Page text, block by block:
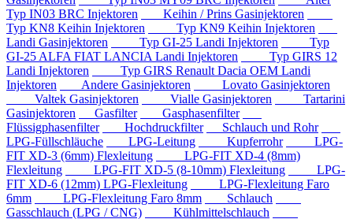
Typ IN03 BRC Injektoren
Keihin / Prins Gasinjektoren
Typ KN8 Keihin Injektoren
Typ KN9 Keihin Injektoren
Landi Gasinjektoren
Typ GI-25 Landi Injektoren
Typ
GI-25 ALFA FIAT LANCIA Landi Injektoren
Typ GIRS 12
Landi Injektoren
Typ GIRS Renault Dacia OEM Landi
Injektoren
Andere Gasinjektoren
Lovato Gasinjektoren
Valtek Gasinjektoren
Vialle Gasinjektoren
Tartarini
Gasinjektoren
Gasfilter
Gasphasenfilter
Flüssigphasenfilter
Hochdruckfilter
Schlauch und Rohr
LPG-Füllschläuche
LPG-Leitung Kupferrohr
LPG-
FIT XD-3 (6mm) Flexleitung
LPG-FIT XD-4 (8mm)
Flexleitung
LPG-FIT XD-5 (8-10mm) Flexleitung
LPG-
FIT XD-6 (12mm) LPG-Flexleitung
LPG-Flexleitung Faro
6mm
LPG-Flexleitung Faro 8mm
Schlauch
Gasschlauch (LPG / CNG)
Kühlmittelschlauch